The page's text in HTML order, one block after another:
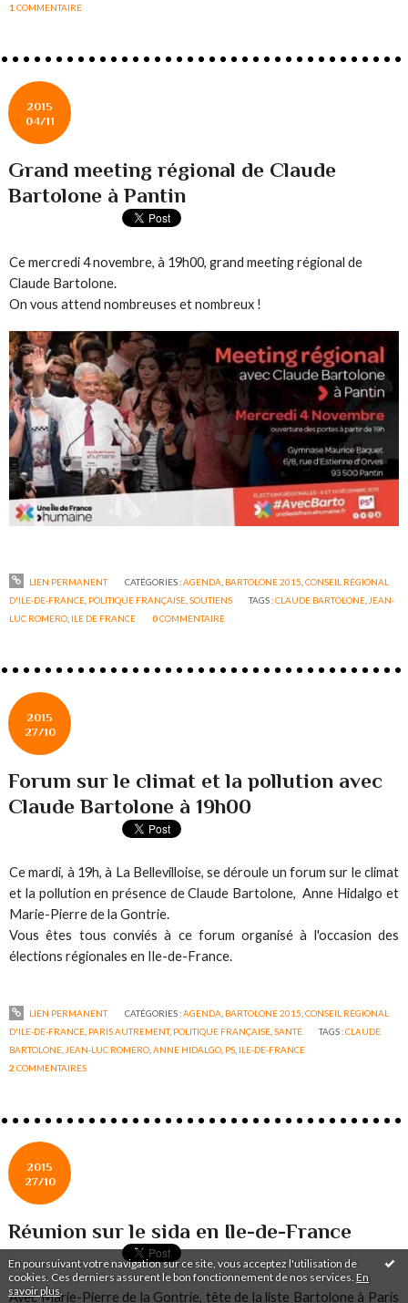
En poursuivant votre navigation sur ce site, vous acceptez l'utilisation de
cookies. Ces derniers assurent le bon fonctionnement de nos services. En
savoir plus
1 COMMENTAIRE
2015
04/11
Grand meeting régional de Claude
Bartolone à Pantin
Ce mercredi 4 novembre, à 19h00, grand meeting régional de
Claude Bartolone.
On vous attend nombreuses et nombreux !
LIEN PERMANENT CATÉGORIES :AGENDA BARTOLONE 2015 CONSEIL RÉGIONAL
D'ILE-DE-FRANCE POLITIQUE FRANÇAISE ,SOUTIENS TAGS :CLAUDE BARTOLONE JEAN-
LUC ROMERO ILE DE FRANCE 0COMMENTAIRE
2015
27/10
Forum sur le climat et la pollution avec
Claude Bartolone à 19h00
Ce mardi, à 19h, à La Bellevilloise, se déroule un forum sur le climat
et la pollution en présence de Claude Bartolone, Anne Hidalgo et
Marie-Pierre de la Gontrie.
Vous êtes tous conviés à ce forum organisé à l'occasion des
élections régionales en Ile-de-France.
LIEN PERMANENT CATÉGORIES :AGENDA BARTOLONE 2015 CONSEIL RÉGIONAL
D'ILE-DE-FRANCE PARIS AUTREMENT, POLITIQUE FRANÇAISE ,SANTÉ TAGS :CLAUDE
BARTOLONE JEAN-LUC ROMERO ,ANNE HIDALGO PS ILE-DE-FRANCE
2 COMMENTAIRES
2015
27/10
Réunion sur le sida en Ile-de-France
Avec Marie-Pierre de la Gontrie, tête de la liste Bartolone à Paris